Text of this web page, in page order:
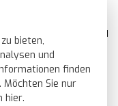
bieten,
und
finden
. Möchten Sie nur
hier.
4-fach C1
für horizontale und
glänzend. Maße:
(hochglänzend).
0 Stück